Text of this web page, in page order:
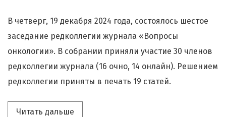
В четверг, 19 декабря 2024 года, состоялось шестое
заседание редколлегии журнала «Вопросы
онкологии». В собрании приняли участие 30 членов
редколлегии журнала (16 очно, 14 онлайн). Решением
редколлегии приняты в печать 19 статей.
Читать дальше